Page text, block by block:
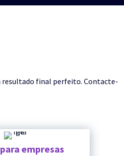
resultado final perfeito. Contacte-
empresas